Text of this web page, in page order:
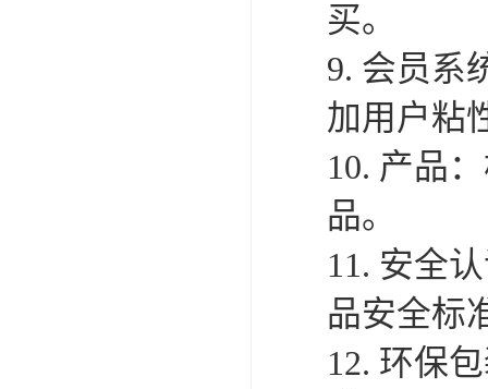
买。
9. 会员系
加用户粘
10. 产品
品。
11. 安全
品安全标
12. 环保